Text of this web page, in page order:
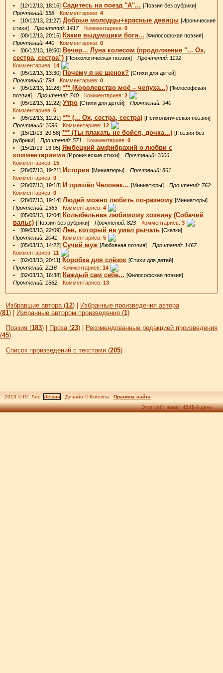
• [12/12/13, 18:16] Садитесь на поезд "А"... [Поэзия без рубрики]
Прочтений: 558 Комментариев: 4
• [10/12/13, 21:27] Добрые молодцы+красные девицы [Иронические
стихи] Прочтений: 1417Комментариев: 0
• [08/12/13, 20:15] Какие выдумщики боги... [Философская поэзия]
Прочтений: 440 Комментариев: 0
• [06/12/13, 19:50] Вечер... Луна колесом (продолжение "... Ох,
сестра, сестра") [Психологическая поэзия] Прочтений: 1192
Комментариев: 14
• [05/12/13, 13:30] Почему я не щенок? [Стихи для детей]
Прочтений: 794 Комментариев: 0
• [05/12/13, 12:28] *** (Королевство моё – чепуха...) [Философская
поэзия] Прочтений: 740 Комментариев: 2
• [05/12/13, 12:22] Утро [Стихи для детей] Прочтений: 940
Комментариев: 6
• [05/12/13, 12:21] *** (... Ох, сестра, сестра) [Психологическая поэзия]
Прочтений: 1096 Комментариев: 12
• [15/11/13, 20:58] *** (Ты плакать не бойся, дочка...) [Поэзия без
рубрики] Прочтений: 571 Комментариев: 0
• [15/11/13, 13:05] Ямбецкий амфибрахий о любви с
комментариями [Иронические стихи] Прочтений: 1006
Комментариев: 15
• [28/07/13, 19:21] История [Миниатюры] Прочтений: 861
Комментариев: 0
• [28/07/13, 19:18] И пришёл Человек... [Миниатюры] Прочтений: 762
Комментариев: 0
• [28/07/13, 19:14] Людей можно любить по-разному [Миниатюры]
Прочтений: 1363 Комментариев: 4
• [05/05/13, 12:04] Колыбельная любимому хозяину (Собачий
вальс) [Поэзия без рубрики] Прочтений: 823 Комментариев: 3
• [09/03/13, 22:09] Лев, который не умел рычать [Сказки]
Прочтений: 2041 Комментариев: 5
• [05/03/13, 14:22] Сучий муж [Любовная поэзия] Прочтений: 1467
Комментариев: 11
• [02/03/13, 20:11] Коробка для слёзок [Стихи для детей]
Прочтений: 2116 Комментариев: 14
• [02/03/13, 16:38] Каждый сам себе... [Философская поэзия]
Прочтений: 1562 Комментариев: 13
Избравшие автора (12) | Избранные произведения автора
(81) | Избранные автором произведения (1)
Поэзия (183) | Проза (23) | Рекомендованные редакцией произведения
(45)
Список произведений с текстами (205)
2013 © ПГ, Лис, Леший Дизайн © Koterina
Правила сайта
Этот сайт живет4940-й день